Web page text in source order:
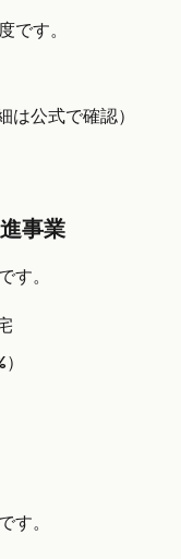
です。
は公式で確認）
事業
す。
す。